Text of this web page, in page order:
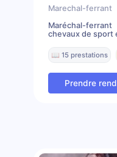
Marechal-ferrant
Maréchal-
chevaux de sport
📖 15 prestations
Prendre